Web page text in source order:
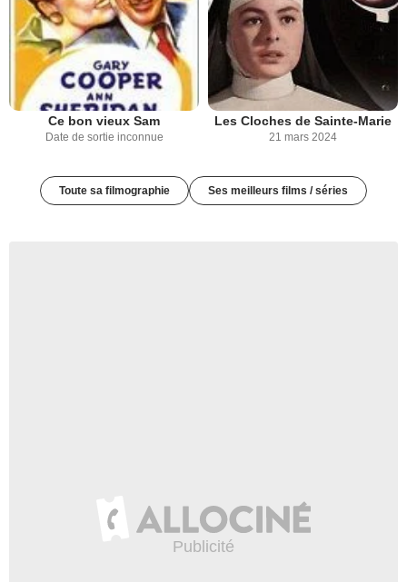
Ce bon vieux Sam
Date de sortie inconnue
Les Cloches de Sainte-Marie
21 mars 2024
Toute sa filmographie Ses meilleurs films / séries